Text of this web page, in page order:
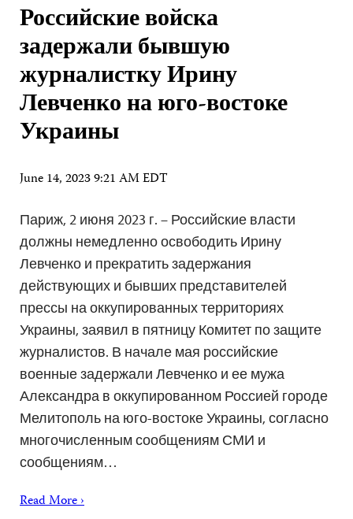
Российские войска
задержали бывшую
журналистку Ирину
Левченко на юго-востоке
Украины
June 14, 2023 9:21 AM EDT
Париж, 2 июня 2023 г. – Российские власти
должны немедленно освободить Ирину
Левченко и прекратить задержания
действующих и бывших представителей
прессы на оккупированных территориях
Украины, заявил в пятницу Комитет по защите
журналистов. В начале мая российские
военные задержали Левченко и ее мужа
Александра в оккупированном Россией городе
Мелитополь на юго-востоке Украины, согласно
многочисленным сообщениям СМИ и
сообщениям…
Read More ›